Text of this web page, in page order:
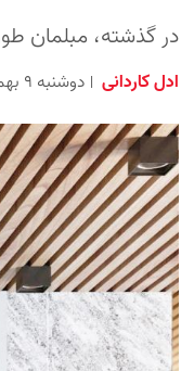
در گذشته، مبلمان
ادل کاردانی دوشنبه ۹ بهمن ۱۴۰۲ برابر با ۲۹ ژانویه ۲۰۲۴ ۱۹:۰۰